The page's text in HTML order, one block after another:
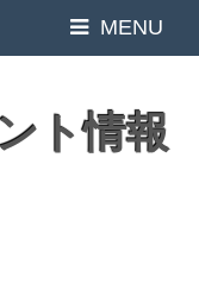
MENU
ト情報